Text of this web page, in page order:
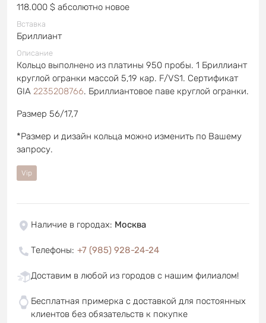
118.000 $ абсолютно новое
Вставка
Бриллиант
Описание
Кольцо выполнено из платины 950 пробы. 1 Бриллиант
круглой огранки массой 5,19 кар. F/VS1. Сертификат
GIA 2235208766. Бриллиантовое паве круглой огранки.
Размер 56/17,7
*Размер и дизайн кольца можно изменить по Вашему
запросу.
Vip
Наличие в городах: Москва
Телефоны: +7 (985) 928-24-24
Доставим в любой из городов с нашим филиалом!
Бесплатная примерка с доставкой для постоянных
клиентов без обязательств к покупке